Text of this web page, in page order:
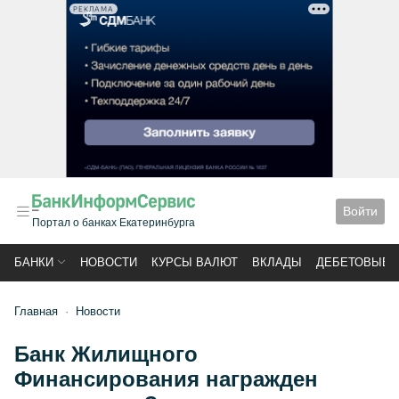
РЕКЛАМА
Портал о банках Екатеринбурга
Войти
БАНКИ НОВОСТИ КУРСЫ ВАЛЮТ ВКЛАДЫ ДЕБЕТОВЫЕ
Главная Новости
Банк Жилищного
Финансирования награжден